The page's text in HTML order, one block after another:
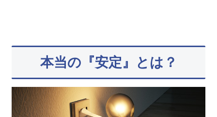
本当の『安定』とは？